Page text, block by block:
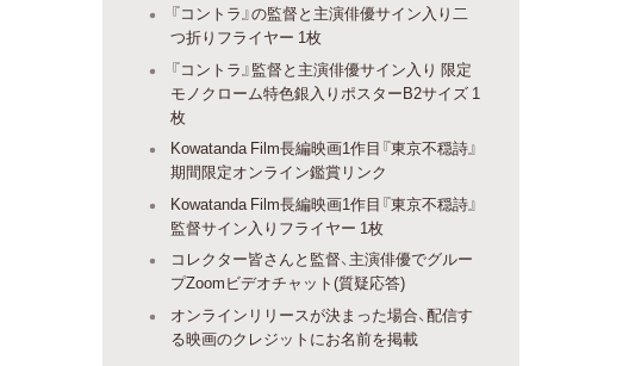
『コントラ』の監督と主演俳優サイン入り二
つ折りフライヤー 1枚
『コントラ』監督と主演俳優サイン入り 限定
モノクローム特色銀入りポスターB2サイズ 1
枚
Kowatanda Film長編映画1作目『東京不穏詩』
期間限定オンライン鑑賞リンク
Kowatanda Film長編映画1作目『東京不穏詩』
監督サイン入りフライヤー 1枚
コレクター皆さんと監督、主演俳優でグルー
プZoomビデオチャット(質疑応答)
オンラインリリースが決まった場合、配信す
る映画のクレジットにお名前を掲載